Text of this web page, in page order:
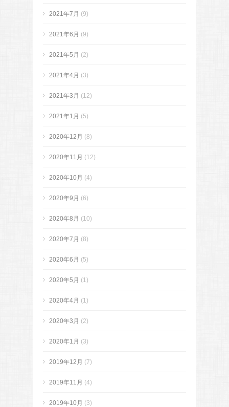
2021年7月 (9)
2021年6月 (9)
2021年5月 (2)
2021年4月 (3)
2021年3月 (12)
2021年1月 (5)
2020年12月 (8)
2020年11月 (12)
2020年10月 (4)
2020年9月 (6)
2020年8月 (10)
2020年7月 (8)
2020年6月 (5)
2020年5月 (1)
2020年4月 (1)
2020年3月 (2)
2020年1月 (3)
2019年12月 (7)
2019年11月 (4)
2019年10月 (3)